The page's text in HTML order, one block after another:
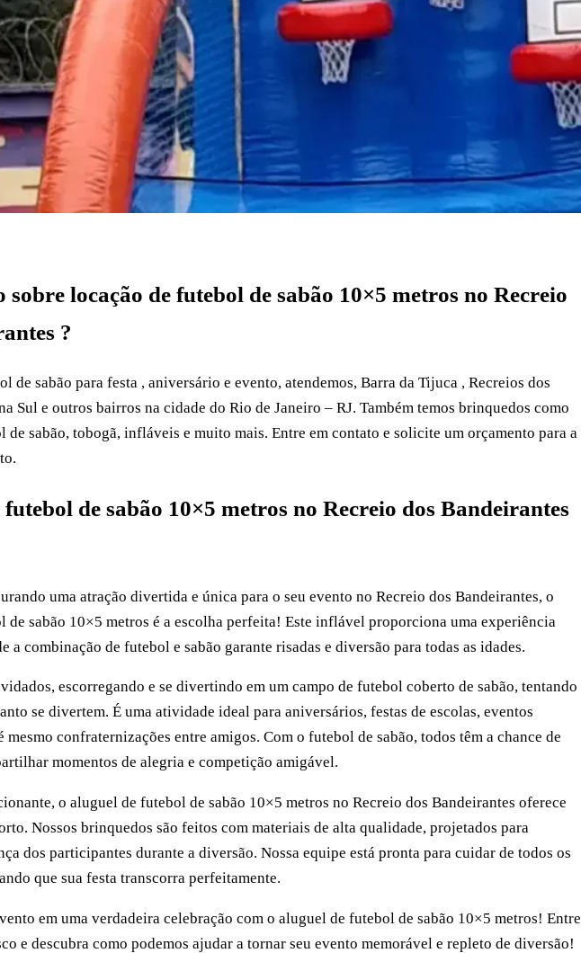
locação de futebol de sabão 10×5 metros no Recreio
?
de sabão para festa , aniversário e evento, atendemos, Barra da Tijuca , Recreios dos
Sul e outros bairros na cidade do Rio de Janeiro – RJ. Também temos brinquedos como
de sabão, tobogã, infláveis e muito mais. Entre em contato e solicite um orçamento para a
de sabão 10×5 metros no Recreio dos Bandeirantes
uma atração divertida e única para o seu evento no Recreio dos Bandeirantes, o
de sabão 10×5 metros é a escolha perfeita! Este inflável proporciona uma experiência
a combinação de futebol e sabão garante risadas e diversão para todas as idades.
escorregando e se divertindo em um campo de futebol coberto de sabão, tentando
se divertem. É uma atividade ideal para aniversários, festas de escolas, eventos
mesmo confraternizações entre amigos. Com o futebol de sabão, todos têm a chance de
momentos de alegria e competição amigável.
o aluguel de futebol de sabão 10×5 metros no Recreio dos Bandeirantes oferece
Nossos brinquedos são feitos com materiais de alta qualidade, projetados para
dos participantes durante a diversão. Nossa equipe está pronta para cuidar de todos os
que sua festa transcorra perfeitamente.
em uma verdadeira celebração com o aluguel de futebol de sabão 10×5 metros! Entre
e descubra como podemos ajudar a tornar seu evento memorável e repleto de diversão!